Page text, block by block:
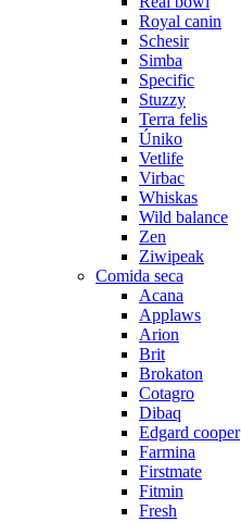
Royal canin
Schesir
Simba
Specific
Stuzzy
Terra felis
Úniko
Vetlife
Virbac
Whiskas
Wild balance
Zen
Ziwipeak
Comida seca
Acana
Applaws
Arion
Brit
Brokaton
Cotagro
Dibaq
Edgard cooper
Farmina
Firstmate
Fitmin
Fresh